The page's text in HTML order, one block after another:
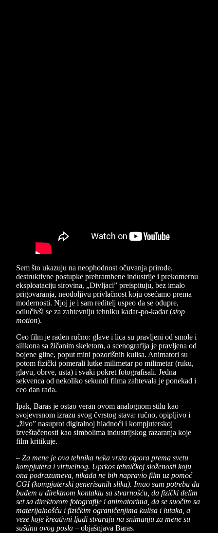
Sem što ukazuju na neophodnost očuvanja prirode,
destruktivne postupke prehrambene industrije i prekomernu
eksploataciju sirovina, „Divljaci” preispituju, bez imalo
prigovaranja, neodoljivu privlačnost koju osećamo prema
modernosti. Njoj je i sam reditelj uspeo da se odupre,
odlučivši se za zahtevniju tehniku kadar-po-kadar (stop
motion).
Ceo film je rađen ručno: glave i lica su pravljeni od smole i
silikona sa žičanim skeletom, a scenografija je pravljena od
bojene gline, poput mini pozorišnih kulisa. Animatori su
potom fizički pomerali lutke milimetar po milimetar (ruku,
glavu, obrve, usta) i svaki pokret fotografisali. Jedna
sekvenca od nekoliko sekundi filma zahtevala je ponekad i
ceo dan rada.
Ipak, Baras je ostao veran ovom analognom stilu kao
svojevrsnom izrazu svog čvrstog stava: ručno, opipljivo i
„živo” nasuprot digitalnoj hladnoći i kompjuterskoj
izveštačenosti kao simbolima industrijskog razaranja koje
film kritikuje.
– Za mene je ova tehnika neka vrsta otpora prema svetu
kompjutera i virtuelnog. Uprkos tehničkoj složenosti koju
ona podrazumeva, nikada ne bih napravio film uz pomoć
CGI (kompjuterski generisanih slika). Imao sam potrebu da
budem u direktnom kontaktu sa stvarnošću, da fizički delim
set sa direktorom fotografije i animatorima, da se suočim sa
materijalnošću i fizičkim ograničenjima kulisa i lutaka, a
veze koje kreativni ljudi stvaraju na snimanju za mene su
suština ovog posla – objašnjava Baras.